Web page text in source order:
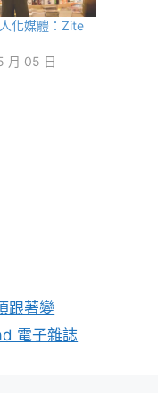
化媒體：Zite
月 05 日
跟著變
電子雜誌